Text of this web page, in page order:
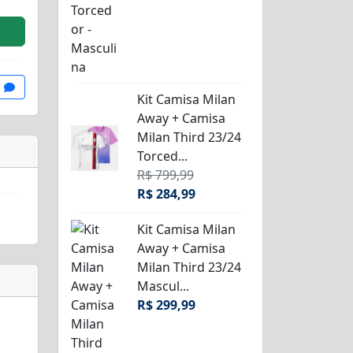
Kit Camisa Milan
Away + Camisa
Milan Third 23/24
Torced...
R$ 799,99
R$ 284,99
Kit Camisa Milan
Away + Camisa
Milan Third 23/24
Mascul...
R$ 299,99